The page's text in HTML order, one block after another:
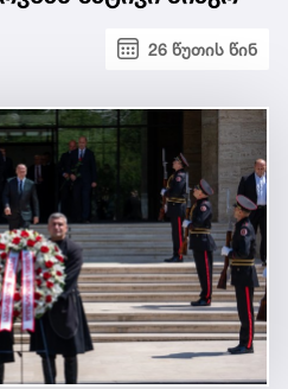
26 წუთის წინ